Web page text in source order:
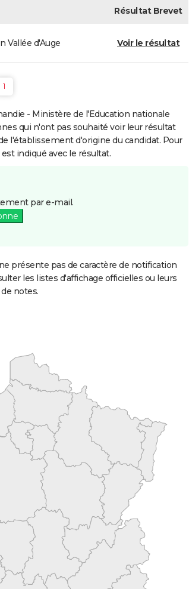
RésultatBrevet
Vallée d'Auge Voir le résultat
1
- Ministère de l'Education nationale
qui n'ont pas souhaité voir leur résultat
l'établissement d'origine du candidat. Pour
indiqué avec le résultat.
par e-mail.
présente pas de caractère de notification
les listes d'affichage officielles ou leurs
notes.